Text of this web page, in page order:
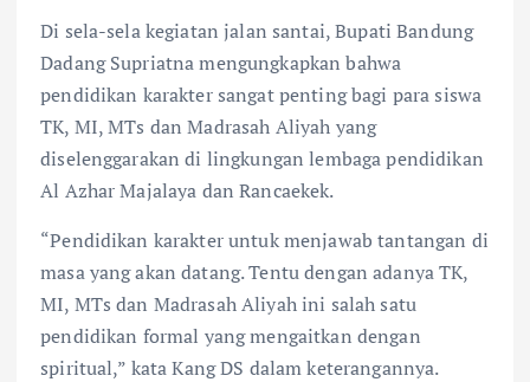
Di sela-sela kegiatan jalan santai, Bupati Bandung
Dadang Supriatna mengungkapkan bahwa
pendidikan karakter sangat penting bagi para siswa
TK, MI, MTs dan Madrasah Aliyah yang
diselenggarakan di lingkungan lembaga pendidikan
Al Azhar Majalaya dan Rancaekek.
“Pendidikan karakter untuk menjawab tantangan di
masa yang akan datang. Tentu dengan adanya TK,
MI, MTs dan Madrasah Aliyah ini salah satu
pendidikan formal yang mengaitkan dengan
spiritual,” kata Kang DS dalam keterangannya.